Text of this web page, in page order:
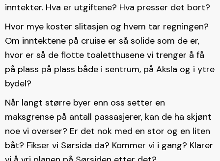
inntekter. Hva er utgiftene? Hva presser det bort?
Hvor mye koster slitasjen og hvem tar regningen?
Om inntektene på cruise er så solide som de er,
hvor er så de flotte toaletthusene vi trenger å få
på plass på plass både i sentrum, på Aksla og i ytre
bydel?
Når langt større byer enn oss setter en
maksgrense på antall passasjerer, kan de ha skjønt
noe vi overser? Er det nok med en stor og en liten
båt? Fikser vi Sørsida da? Kommer vi i gang? Klarer